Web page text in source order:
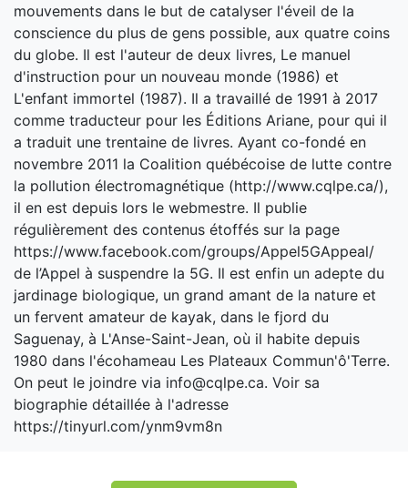
mouvements dans le but de catalyser l'éveil de la
conscience du plus de gens possible, aux quatre coins
du globe. Il est l'auteur de deux livres, Le manuel
d'instruction pour un nouveau monde (1986) et
L'enfant immortel (1987). Il a travaillé de 1991 à 2017
comme traducteur pour les Éditions Ariane, pour qui il
a traduit une trentaine de livres. Ayant co-fondé en
novembre 2011 la Coalition québécoise de lutte contre
la pollution électromagnétique (http://www.cqlpe.ca/),
il en est depuis lors le webmestre. Il publie
régulièrement des contenus étoffés sur la page
https://www.facebook.com/groups/Appel5GAppeal/
de l’Appel à suspendre la 5G. Il est enfin un adepte du
jardinage biologique, un grand amant de la nature et
un fervent amateur de kayak, dans le fjord du
Saguenay, à L'Anse-Saint-Jean, où il habite depuis
1980 dans l'écohameau Les Plateaux Commun'ô'Terre.
On peut le joindre via info@cqlpe.ca. Voir sa
biographie détaillée à l'adresse
https://tinyurl.com/ynm9vm8n